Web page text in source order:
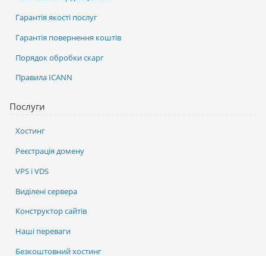
Послуги
Хостинг
Реєстрація домену
VPS і VDS
Виділені сервера
Конструктор сайтів
Наші переваги
Безкоштовний хостинг
Гарантія якості послуг
Гарантія повернення коштів
Порядок обробки скарг
Правила ICANN